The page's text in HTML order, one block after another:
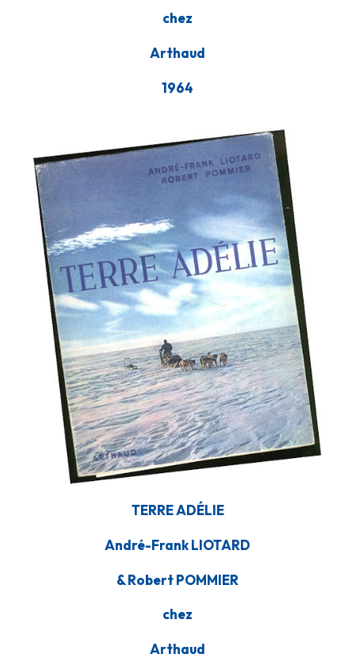
chez
Arthaud
1964
TERRE ADÉLIE
André-Frank LIOTARD
& Robert POMMIER
chez
Arthaud